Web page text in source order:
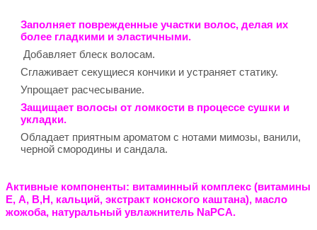
Заполняет поврежденные участки волос, делая их
более гладкими и эластичными.
Добавляет блеск волосам.
Сглаживает секущиеся кончики и устраняет статику.
Упрощает расчесывание.
Защищает волосы от ломкости в процессе сушки и
укладки.
Обладает приятным ароматом с нотами мимозы, ванили,
черной смородины и сандала.
Активные компоненты: витаминный комплекс (витамины
Е, А, В,H, кальций, экстракт конского каштана), масло
жожоба, натуральный увлажнитель NaPCA.